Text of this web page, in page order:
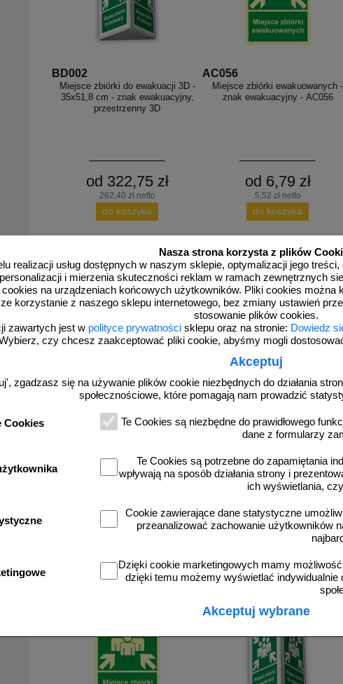
Nasza strona korzysta z plików
realizacji usług dostępnych w naszym sklepie, optymalizacji jego
i mierzenia skuteczności reklam w ramach zewnętrznych
na urządzeniach końcowych użytkowników. Pliki cookies można
korzystanie z naszego sklepu internetowego, bez zmiany ustawień
stosowanie plików cookies.
zawartych jest w polityce prywatności sklepu oraz na stronie: Dowiedz
czy chcesz zaakceptować pliki cookie, abyśmy mogli
Akceptuj
zgadzasz się na używanie plików cookie niezbędnych do działania
społecznościowe, które pomagają nam prowadzić
Cookies
Te Cookies są niezbędne do prawidłowego
dane z formularzy
Te Cookies są potrzebne do zapamiętania
wpływają na sposób działania strony i
ich wyświetlania,
Cookie zawierające dane statystyczne
przeanalizować zachowanie użytkowników
Dzięki cookie marketingowych mamy
dzięki temu możemy wyświetlać
Akceptuj wybrane
BD002
Miejsce zbiórki do ewakuacji 3D -
35x51,8 cm - znak ewakuacyjny,
przestrzenny 3D
od 322,75 zł
262,40 zł netto
do koszyka
AC056
Miejsce zbiórki ewakuowanych -
znak ewakuacyjny - AC056
od 6,79 zł
5,52 zł netto
do koszyka
Miejsce zbiórki po ewakuacji z
obiektu - znak ewakuacyjny - AC057
od 6,79 zł
BD007
Miejsce zbiórki po ewakuacji z
obiektu 3D - 25x31 cm - znak
ewakuacyjny, przestrzenny 3D
od 141,94 zł
115,40 zł netto
Bestsellery
Najlepiej sprzedające się produkty